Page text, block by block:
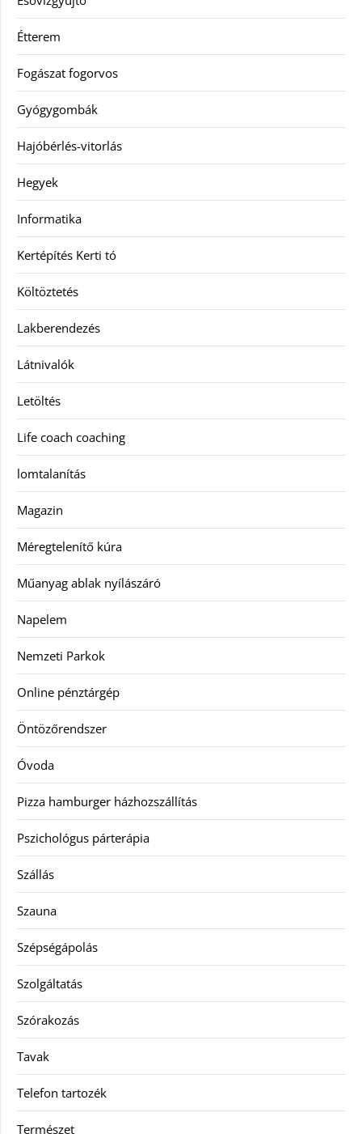
Étterem
Fogászat fogorvos
Gyógygombák
Hajóbérlés-vitorlás
Hegyek
Informatika
Kertépítés Kerti tó
Költöztetés
Lakberendezés
Látnivalók
Letöltés
Life coach coaching
lomtalanítás
Magazin
Méregtelenítő kúra
Műanyag ablak nyílászáró
Napelem
Nemzeti Parkok
Online pénztárgép
Öntözőrendszer
Óvoda
Pizza hamburger házhozszállítás
Pszichológus párterápia
Szállás
Szauna
Szépségápolás
Szolgáltatás
Szórakozás
Tavak
Telefon tartozék
Természet